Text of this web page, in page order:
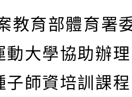
教育部體育署
動大學協助辦
子師資培訓課